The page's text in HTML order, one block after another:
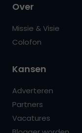
Over
Missie & Visie
Colofon
Kansen
Adverteren
Partners
Vacatures